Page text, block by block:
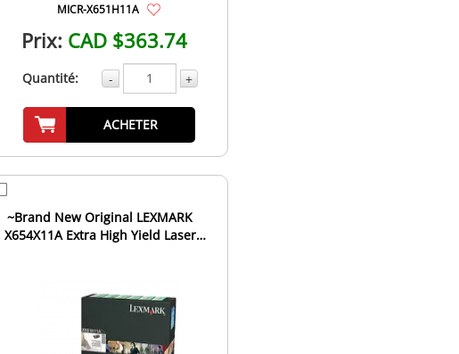
MICR-X651H11A
Prix: CAD $363.74
Quantité: - +
ACHETER
~Brand New Original LEXMARK
X654X11A Extra High Yield Laser